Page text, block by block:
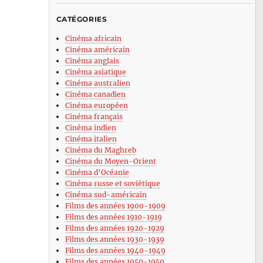
CATÉGORIES
Cinéma africain
Cinéma américain
Cinéma anglais
Cinéma asiatique
Cinéma australien
Cinéma canadien
Cinéma européen
Cinéma français
Cinéma indien
Cinéma italien
Cinéma du Maghreb
Cinéma du Moyen-Orient
Cinéma d’Océanie
Cinéma russe et soviétique
Cinéma sud-américain
Films des années 1900-1909
Films des années 1910-1919
Films des années 1920-1929
Films des années 1930-1939
Films des années 1940-1949